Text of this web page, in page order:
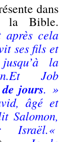
dans
la Bible.
après cela
ses fils et
la
Et Job
jours. »
âgé et
Salomon,
«